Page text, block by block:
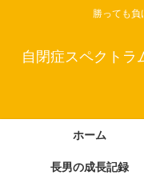
勝っても負
自閉症スペクトラ
ホーム
長男の成長記録